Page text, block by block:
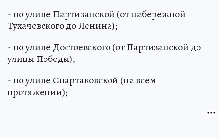
- по улице Партизанской (от набережной
Тухачевского до Ленина);
- по улице Достоевского (от Партизанской до
улицы Победы);
- по улице Спартаковской (на всем
протяжении);